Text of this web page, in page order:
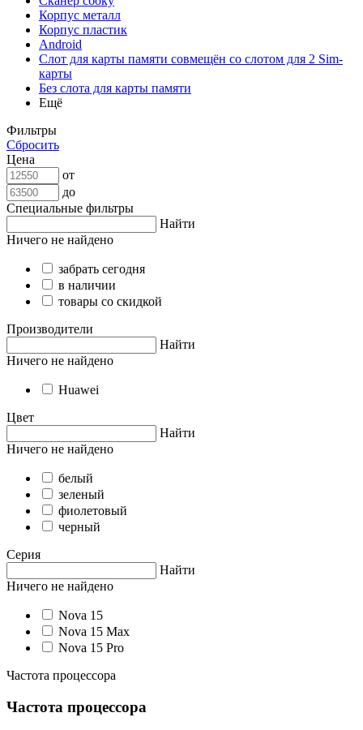
Корпус металл
Корпус пластик
Android
Слот для карты памяти совмещён со слотом для 2 Sim-
карты
Без слота для карты памяти
Ещё
Фильтры
Сбросить
Цена
от
до
Специальные фильтры
Найти
Ничего не найдено
забрать сегодня
в наличии
товары со скидкой
Производители
Найти
Ничего не найдено
Huawei
Цвет
Найти
Ничего не найдено
белый
зеленый
фиолетовый
черный
Серия
Найти
Ничего не найдено
Nova 15
Nova 15 Max
Nova 15 Pro
Частота процессора
Частота процессора